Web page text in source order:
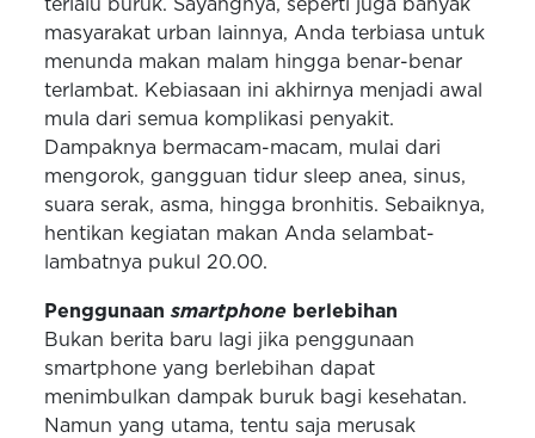
masyarakat urban lainnya, Anda terbiasa untuk
menunda makan malam hingga benar-benar
terlambat. Kebiasaan ini akhirnya menjadi awal
mula dari semua komplikasi penyakit.
Dampaknya bermacam-macam, mulai dari
mengorok, gangguan tidur sleep anea, sinus,
suara serak, asma, hingga bronhitis. Sebaiknya,
hentikan kegiatan makan Anda selambat-
lambatnya pukul 20.00.
Penggunaansmartphone berlebihan
Bukan berita baru lagi jika penggunaan
smartphone yang berlebihan dapat
menimbulkan dampak buruk bagi kesehatan.
Namun yang utama, tentu saja merusak